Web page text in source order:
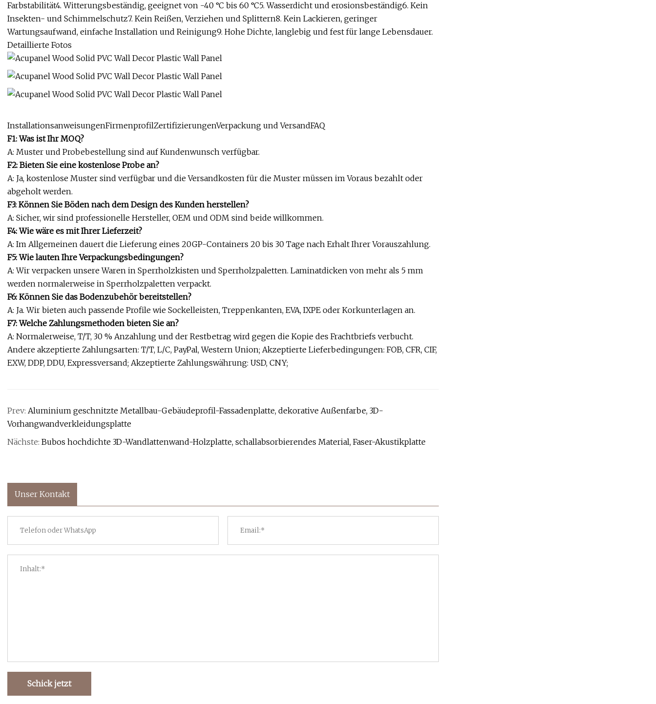
Farbstabilität4. Witterungsbeständig, geeignet von -40 °C bis 60 °C5. Wasserdicht und erosionsbeständig6. Kein
Insekten- und Schimmelschutz7. Kein Reißen, Verziehen und Splittern8. Kein Lackieren, geringer
Wartungsaufwand, einfache Installation und Reinigung9. Hohe Dichte, langlebig und fest für lange Lebensdauer.
Detaillierte Fotos
InstallationsanweisungenFirmenprofilZertifizierungenVerpackung und VersandFAQ
F1: Was ist Ihr MOQ?
A: Muster und Probebestellung sind auf Kundenwunsch verfügbar.
F2: Bieten Sie eine kostenlose Probe an?
A: Ja, kostenlose Muster sind verfügbar und die Versandkosten für die Muster müssen im Voraus bezahlt oder
abgeholt werden.
F3: Können Sie Böden nach dem Design des Kunden herstellen?
A: Sicher, wir sind professionelle Hersteller, OEM und ODM sind beide willkommen.
F4: Wie wäre es mit Ihrer Lieferzeit?
A: Im Allgemeinen dauert die Lieferung eines 20GP-Containers 20 bis 30 Tage nach Erhalt Ihrer Vorauszahlung.
F5: Wie lauten Ihre Verpackungsbedingungen?
A: Wir verpacken unsere Waren in Sperrholzkisten und Sperrholzpaletten. Laminatdicken von mehr als 5 mm
werden normalerweise in Sperrholzpaletten verpackt.
F6: Können Sie das Bodenzubehör bereitstellen?
A: Ja. Wir bieten auch passende Profile wie Sockelleisten, Treppenkanten, EVA, IXPE oder Korkunterlagen an.
F7: Welche Zahlungsmethoden bieten Sie an?
A: Normalerweise, T/T, 30 % Anzahlung und der Restbetrag wird gegen die Kopie des Frachtbriefs verbucht.
Andere akzeptierte Zahlungsarten: T/T, L/C, PayPal, Western Union; Akzeptierte Lieferbedingungen: FOB, CFR, CIF,
EXW, DDP, DDU, Expressversand; Akzeptierte Zahlungswährung: USD, CNY;
Prev: Aluminium geschnitzte Metallbau-Gebäudeprofil-Fassadenplatte, dekorative Außenfarbe, 3D-
Vorhangwandverkleidungsplatte
Nächste: Bubos hochdichte 3D-Wandlattenwand-Holzplatte, schallabsorbierendes Material, Faser-Akustikplatte
Unser Kontakt
Schick jetzt